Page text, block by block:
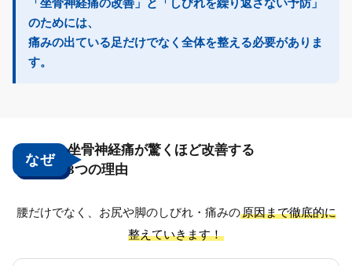
「坐骨神経痛の改善」と「しびれを繰り返さない予防」
のためには、
痛みの出ている足だけでなく 全体を整える必要がありま
す。
なぜ
坐骨神経痛が驚くほど改善する
3つの理由
腰だけでなく、お尻や脚のしびれ・痛みの原因まで徹底的に
整えていきます！